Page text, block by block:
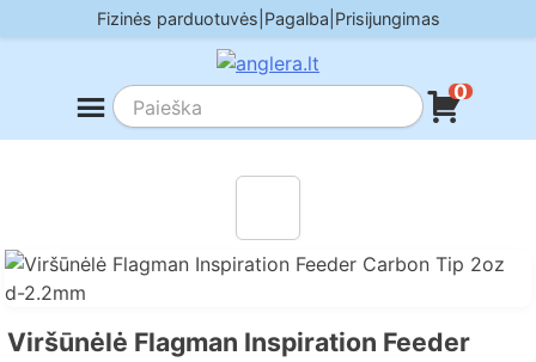
to
Fizinės parduotuvės Pagalba Prisijungimas
0
Viršūnėlė Flagman Inspiration Feeder